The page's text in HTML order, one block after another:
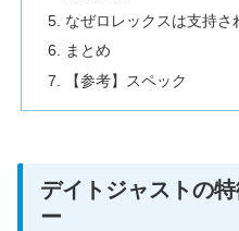
なぜロレックスは支持さ
まとめ
【参考】スペック
デイトジャストの
ー